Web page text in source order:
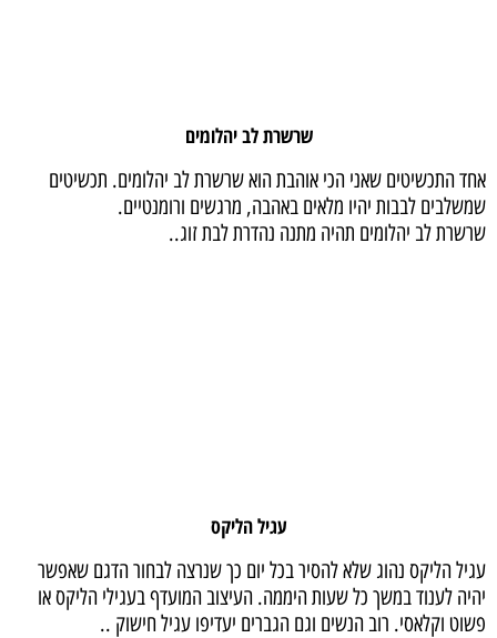
שרשרת לב יהלומים
אחד התכשיטים שאני הכי אוהבת הוא שרשרת לב יהלומים. תכשיטים
שמשלבים לבבות יהיו מלאים באהבה, מרגשים ורומנטיים.
שרשרת לב יהלומים תהיה מתנה נהדרת לבת זוג..
עגיל הליקס
עגיל הליקס נהוג שלא להסיר בכל יום כך שנרצה לבחור הדגם שאפשר
יהיה לענוד במשך כל שעות היממה. העיצוב המועדף בעגילי הליקס או
פשוט וקלאסי. רוב הנשים וגם הגברים יעדיפו עגיל חישוק ..